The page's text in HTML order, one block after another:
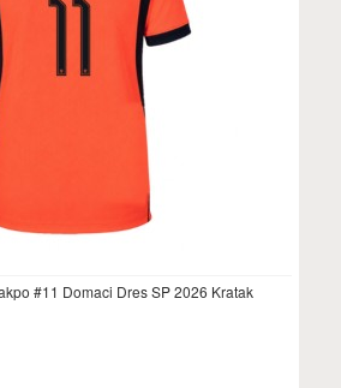
#11 Domaci Dres SP 2026 Kratak